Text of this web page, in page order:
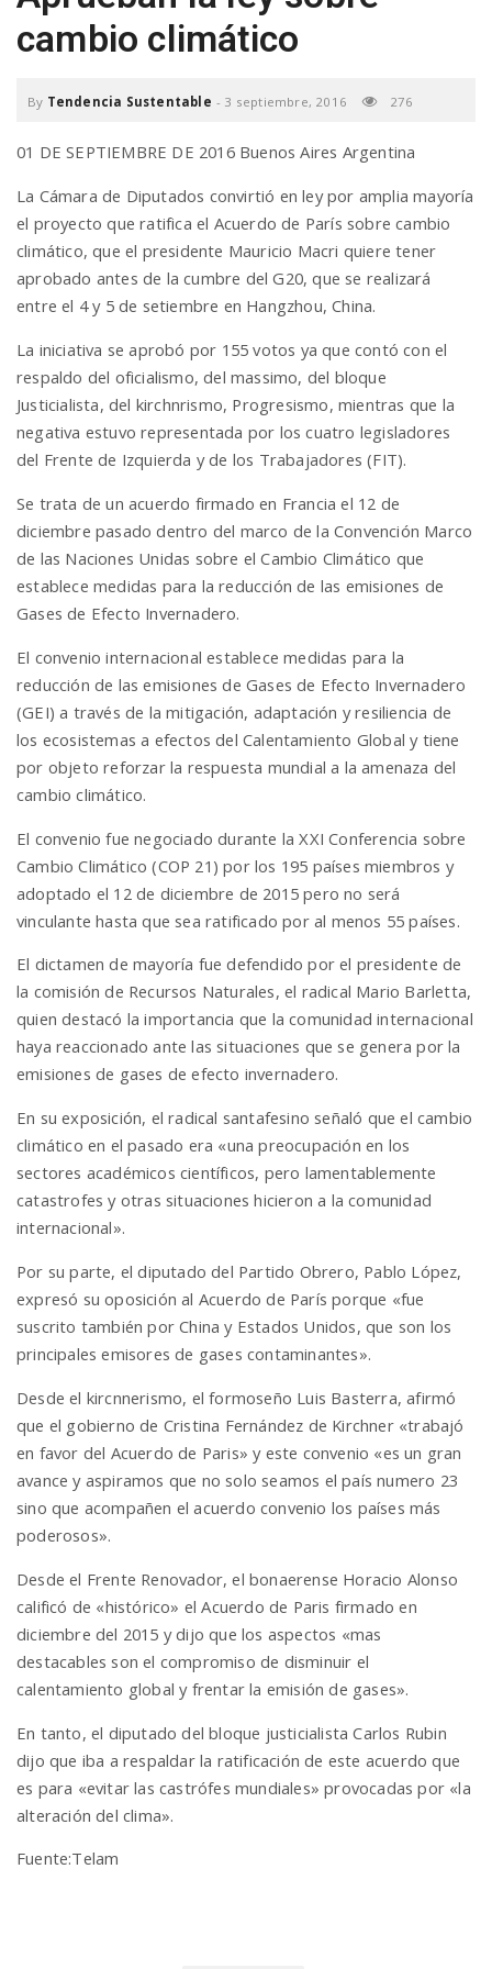
i
g
a
t
n
cambio climático
By Tendencia Sustentable - 3 septiembre, 2016 276
01 DE SEPTIEMBRE DE 2016 Buenos Aires Argentina
La Cámara de Diputados convirtió en ley por amplia mayoría
el proyecto que ratifica el Acuerdo de París sobre cambio
climático, que el presidente Mauricio Macri quiere tener
aprobado antes de la cumbre del G20, que se realizará
entre el 4 y 5 de setiembre en Hangzhou, China.
La iniciativa se aprobó por 155 votos ya que contó con el
respaldo del oficialismo, del massimo, del bloque
Justicialista, del kirchnrismo, Progresismo, mientras que la
negativa estuvo representada por los cuatro legisladores
del Frente de Izquierda y de los Trabajadores (FIT).
Se trata de un acuerdo firmado en Francia el 12 de
diciembre pasado dentro del marco de la Convención Marco
de las Naciones Unidas sobre el Cambio Climático que
establece medidas para la reducción de las emisiones de
Gases de Efecto Invernadero.
El convenio internacional establece medidas para la
reducción de las emisiones de Gases de Efecto Invernadero
(GEI) a través de la mitigación, adaptación y resiliencia de
los ecosistemas a efectos del Calentamiento Global y tiene
por objeto reforzar la respuesta mundial a la amenaza del
cambio climático.
El convenio fue negociado durante la XXI Conferencia sobre
Cambio Climático (COP 21) por los 195 países miembros y
adoptado el 12 de diciembre de 2015 pero no será
vinculante hasta que sea ratificado por al menos 55 países.
El dictamen de mayoría fue defendido por el presidente de
la comisión de Recursos Naturales, el radical Mario Barletta,
quien destacó la importancia que la comunidad internacional
haya reaccionado ante las situaciones que se genera por la
emisiones de gases de efecto invernadero.
En su exposición, el radical santafesino señaló que el cambio
climático en el pasado era «una preocupación en los
sectores académicos científicos, pero lamentablemente
catastrofes y otras situaciones hicieron a la comunidad
internacional».
Por su parte, el diputado del Partido Obrero, Pablo López,
expresó su oposición al Acuerdo de París porque «fue
suscrito también por China y Estados Unidos, que son los
principales emisores de gases contaminantes».
Desde el kircnnerismo, el formoseño Luis Basterra, afirmó
que el gobierno de Cristina Fernández de Kirchner «trabajó
en favor del Acuerdo de Paris» y este convenio «es un gran
avance y aspiramos que no solo seamos el país numero 23
sino que acompañen el acuerdo convenio los países más
poderosos».
Desde el Frente Renovador, el bonaerense Horacio Alonso
calificó de «histórico» el Acuerdo de Paris firmado en
diciembre del 2015 y dijo que los aspectos «mas
destacables son el compromiso de disminuir el
calentamiento global y frentar la emisión de gases».
En tanto, el diputado del bloque justicialista Carlos Rubin
dijo que iba a respaldar la ratificación de este acuerdo que
es para «evitar las castrófes mundiales» provocadas por «la
alteración del clima».
Fuente:Telam